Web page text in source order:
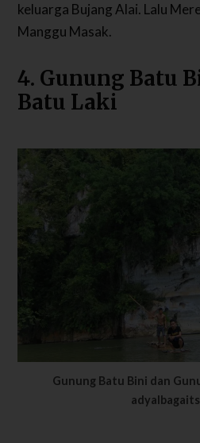
keluarga Bujang Alai. Lalu
Manggu Masak.
4. Gunung Batu
Batu Laki
Gunung Batu Bini dan